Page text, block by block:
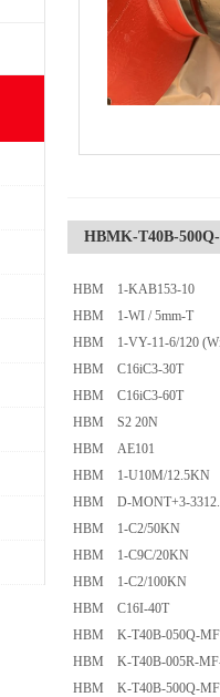
HBMK-T40B-
HBM 1-KAB153-10
HBM 1-WI / 5mm-T
HBM 1-VY-11-6/120
HBM C16iC3-30T
HBM C16iC3-60T
HBM S2 20N
HBM AE101
HBM 1-U10M/12.5KN
HBM D-MONT+3-
HBM 1-C2/50KN
HBM 1-C9C/20KN
HBM 1-C2/100KN
HBM C16I-40T
HBM K-T40B-050Q-
HBM K-T40B-005R-
HBM K-T40B-500Q-